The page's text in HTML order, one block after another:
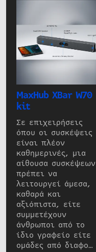
MaxHub XBar W70
kit
Σε επιχειρήσεις
όπου οι συσκέψεις
είναι πλέον
καθημερινές, μια
αίθουσα συσκέψεων
πρέπει να
λειτουργεί άμεσα,
καθαρά και
αξιόπιστα, είτε
συμμετέχουν
άνθρωποι από το
ίδιο γραφείο είτε
ομάδες από διαφο…